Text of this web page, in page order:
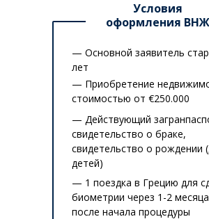
Условия
оформления ВНЖ
— Основной заявитель
лет
— Приобретение
стоимостью от €250.000
— Действующий
свидетельство о браке,
свидетельство о рождении
детей)
— 1 поездка в Грецию для
биометрии через 1-2 месяца
после начала процедуры